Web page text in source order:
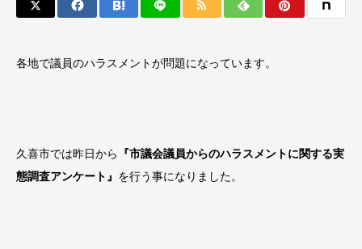
各地で議員のハラスメントが問題になっています。
久喜市では昨日から
『市議会議員からのハラスメントに関する実
態調査アンケート』 を行う事になりました。